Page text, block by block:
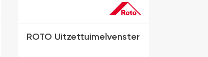
ROTO Uitzettuimelvenster